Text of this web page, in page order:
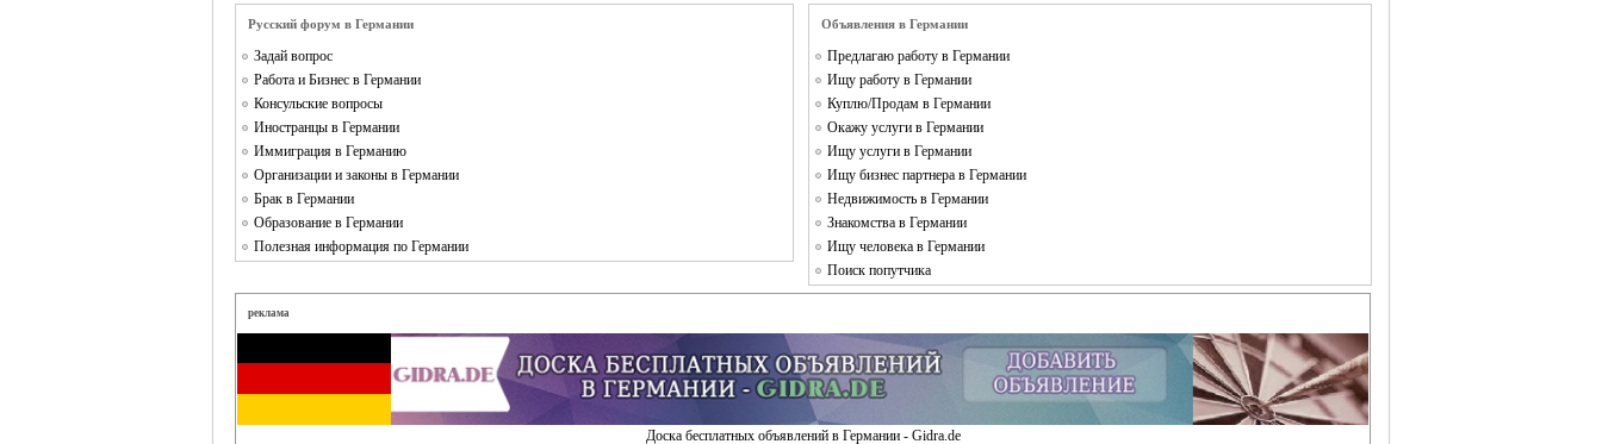
Русский форум в Германии
Задай вопрос
Работа и Бизнес в Германии
Консульские вопросы
Иностранцы в Германии
Иммиграция в Германию
Организации и законы в Германии
Брак в Германии
Образование в Германии
Полезная информация по Германии
Объявления в Германии
Предлагаю работу в Германии
Ищу работу в Германии
Куплю/Продам в Германии
Окажу услуги в Германии
Ищу услуги в Германии
Ищу бизнес партнера в Германии
Недвижимость в Германии
Знакомства в Германии
Ищу человека в Германии
Поиск попутчика
реклама
Доска бесплатных объявлений в Германии - Gidra.de